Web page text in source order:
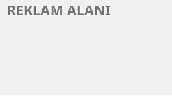
REKLAM ALANI